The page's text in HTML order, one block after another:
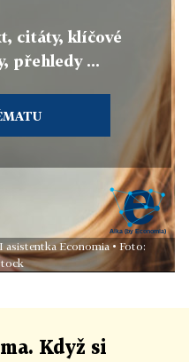
citáty, klíčové
přehledy ...
Economia • Foto:
Když si